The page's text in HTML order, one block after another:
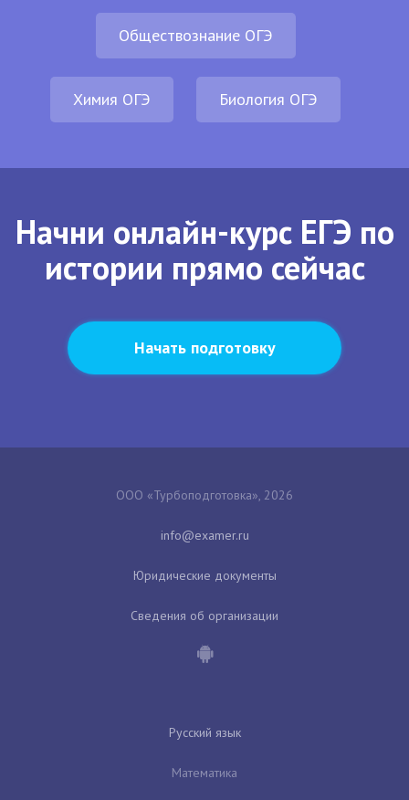
Обществознание ОГЭ
Химия ОГЭ Биология ОГЭ
Начни онлайн-курс ЕГЭ по
истории прямо сейчас
Начать подготовку
ООО «Турбоподготовка», 2026
Юридические документы
Сведения об организации
Русский язык
Математика